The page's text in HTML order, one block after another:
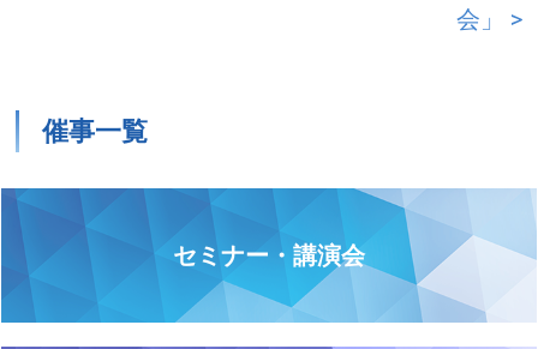
会」 >
催事一覧
セミナー・講演会